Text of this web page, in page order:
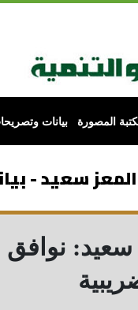
المصورة بيانات
سعيد -
سعيد: